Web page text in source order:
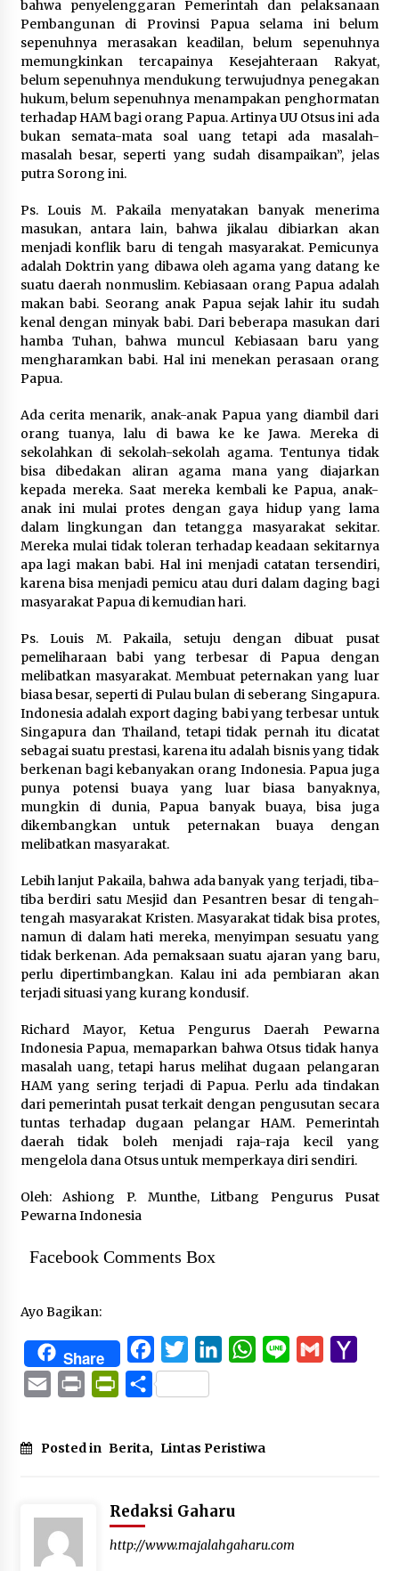
bahwa penyelenggaran Pemerintah dan pelaksanaan
Pembangunan di Provinsi Papua selama ini belum
sepenuhnya merasakan keadilan, belum sepenuhnya
memungkinkan tercapainya Kesejahteraan Rakyat,
belum sepenuhnya mendukung terwujudnya penegakan
hukum, belum sepenuhnya menampakan penghormatan
terhadap HAM bagi orang Papua. Artinya UU Otsus ini ada
bukan semata-mata soal uang tetapi ada masalah-
masalah besar, seperti yang sudah disampaikan”, jelas
putra Sorong ini.
Ps. Louis M. Pakaila menyatakan banyak menerima
masukan, antara lain, bahwa jikalau dibiarkan akan
menjadi konflik baru di tengah masyarakat. Pemicunya
adalah Doktrin yang dibawa oleh agama yang datang ke
suatu daerah nonmuslim. Kebiasaan orang Papua adalah
makan babi. Seorang anak Papua sejak lahir itu sudah
kenal dengan minyak babi. Dari beberapa masukan dari
hamba Tuhan, bahwa muncul Kebiasaan baru yang
mengharamkan babi. Hal ini menekan perasaan orang
Papua.
Ada cerita menarik, anak-anak Papua yang diambil dari
orang tuanya, lalu di bawa ke ke Jawa. Mereka di
sekolahkan di sekolah-sekolah agama. Tentunya tidak
bisa dibedakan aliran agama mana yang diajarkan
kepada mereka. Saat mereka kembali ke Papua, anak-
anak ini mulai protes dengan gaya hidup yang lama
dalam lingkungan dan tetangga masyarakat sekitar.
Mereka mulai tidak toleran terhadap keadaan sekitarnya
apa lagi makan babi. Hal ini menjadi catatan tersendiri,
karena bisa menjadi pemicu atau duri dalam daging bagi
masyarakat Papua di kemudian hari.
Ps. Louis M. Pakaila, setuju dengan dibuat pusat
pemeliharaan babi yang terbesar di Papua dengan
melibatkan masyarakat. Membuat peternakan yang luar
biasa besar, seperti di Pulau bulan di seberang Singapura.
Indonesia adalah export daging babi yang terbesar untuk
Singapura dan Thailand, tetapi tidak pernah itu dicatat
sebagai suatu prestasi, karena itu adalah bisnis yang tidak
berkenan bagi kebanyakan orang Indonesia. Papua juga
punya potensi buaya yang luar biasa banyaknya,
mungkin di dunia, Papua banyak buaya, bisa juga
dikembangkan untuk peternakan buaya dengan
melibatkan masyarakat.
Lebih lanjut Pakaila, bahwa ada banyak yang terjadi, tiba-
tiba berdiri satu Mesjid dan Pesantren besar di tengah-
tengah masyarakat Kristen. Masyarakat tidak bisa protes,
namun di dalam hati mereka, menyimpan sesuatu yang
tidak berkenan. Ada pemaksaan suatu ajaran yang baru,
perlu dipertimbangkan. Kalau ini ada pembiaran akan
terjadi situasi yang kurang kondusif.
Richard Mayor, Ketua Pengurus Daerah Pewarna
Indonesia Papua, memaparkan bahwa Otsus tidak hanya
masalah uang, tetapi harus melihat dugaan pelangaran
HAM yang sering terjadi di Papua. Perlu ada tindakan
dari pemerintah pusat terkait dengan pengusutan secara
tuntas terhadap dugaan pelangar HAM. Pemerintah
daerah tidak boleh menjadi raja-raja kecil yang
mengelola dana Otsus untuk memperkaya diri sendiri.
Oleh: Ashiong P. Munthe, Litbang Pengurus Pusat
Pewarna Indonesia
Facebook Comments Box
Ayo Bagikan:
Share FacebookTwitterLinkedInWhatsApp
Line Gmail
Email Print PrintFriendly
Share
Posted in Berita, Lintas Peristiwa
Redaksi Gaharu
http://www.majalahgaharu.com